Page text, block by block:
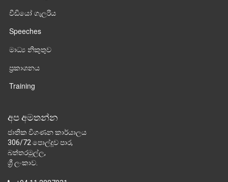
වීඩියෝ ගැලරිය
Speeches
මාධ්‍ය නිකුතුව
ප්‍රකාශනය
Training
අප අමතන්න
ජාතික විගණන කාර්යාලය
306/72 පොල්දූව පාර,
බත්තරමුල්ල,
ශ්‍රී ලංකාව.